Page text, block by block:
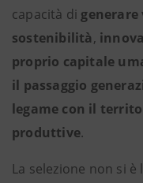
capacità di
sostenibilità,
proprio capitale
il passaggio
legame con il
produttive.
La selezione non si